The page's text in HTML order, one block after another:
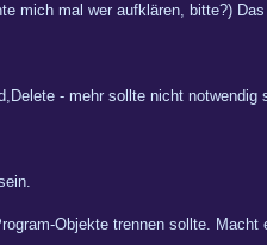
mich mal wer aufklären, bitte?)
- mehr sollte nicht notwendig
Objekte trennen sollte.